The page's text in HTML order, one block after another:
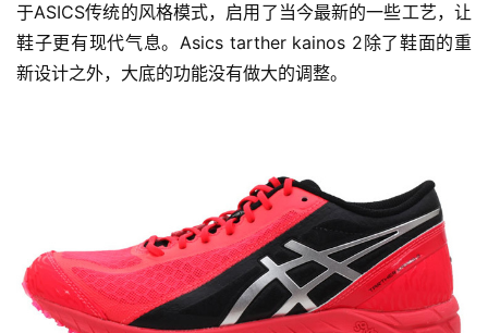
于ASICS传统的风格模式，启用了当今最新的一些工艺，让
鞋子更有现代气息。Asics tarther kainos 2除了鞋面的重
新设计之外，大底的功能没有做大的调整。